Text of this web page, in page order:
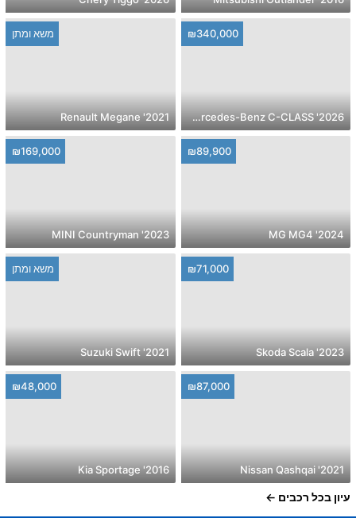
₪340,000
2026' Mercedes-Benz C-CLASS
משא ומתן
2021' Renault Megane
₪89,900
2024' MG MG4
₪169,000
2023' MINI Countryman
₪71,000
2023' Skoda Scala
משא ומתן
2021' Suzuki Swift
₪87,000
2021' Nissan Qashqai
₪48,000
2016' Kia Sportage
עיון בכל רכבים